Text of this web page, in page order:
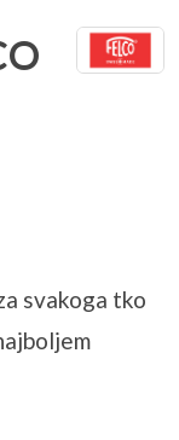
svakoga tko